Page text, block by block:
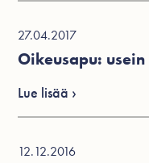
12.12.2016
27.04.2017
Oikeusapu:
Lue lisää ›